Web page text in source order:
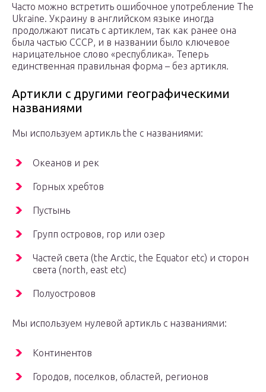
Часто можно встретить ошибочное употребление The
Ukraine. Украину в английском языке иногда
продолжают писать с артиклем, так как ранее она
была частью СССР, и в названии было ключевое
нарицательное слово «республика». Теперь
единственная правильная форма – без артикля.
Артикли с другими географическими
названиями
Мы используем артикль the с названиями:
Океанов и рек
Горных хребтов
Пустынь
Групп островов, гор или озер
Частей света (the Arctic, the Equator etc) и сторон
света (north, east etc)
Полуостровов
Мы используем нулевой артикль с названиями:
Континентов
Городов, поселков, областей, регионов